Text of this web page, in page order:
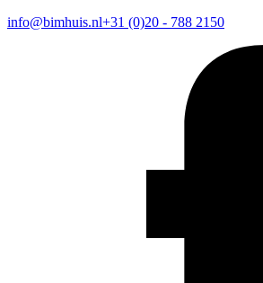
info@bimhuis.nl+31 (0)20 - 788 2150